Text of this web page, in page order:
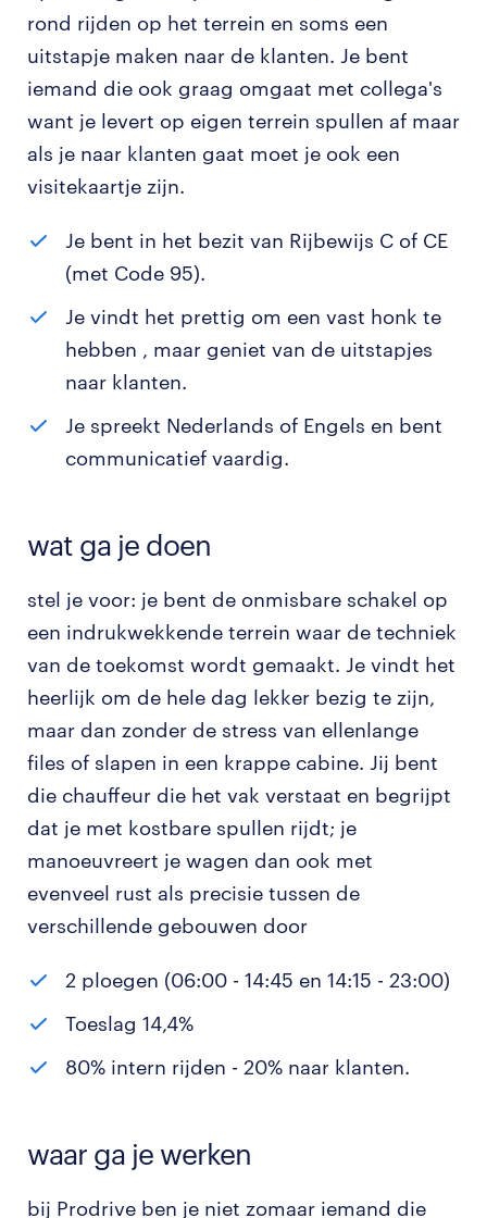
rond rijden op het terrein en soms een
uitstapje maken naar de klanten. Je bent
iemand die ook graag omgaat met collega's
want je levert op eigen terrein spullen af maar
als je naar klanten gaat moet je ook een
visitekaartje zijn.
Je bent in het bezit van Rijbewijs C of CE
(met Code 95).
Je vindt het prettig om een vast honk te
hebben , maar geniet van de uitstapjes
naar klanten.
Je spreekt Nederlands of Engels en bent
communicatief vaardig.
wat ga je doen
stel je voor: je bent de onmisbare schakel op
een indrukwekkende terrein waar de techniek
van de toekomst wordt gemaakt. Je vindt het
heerlijk om de hele dag lekker bezig te zijn,
maar dan zonder de stress van ellenlange
files of slapen in een krappe cabine. Jij bent
die chauffeur die het vak verstaat en begrijpt
dat je met kostbare spullen rijdt; je
manoeuvreert je wagen dan ook met
evenveel rust als precisie tussen de
verschillende gebouwen door
2 ploegen (06:00 - 14:45 en 14:15 - 23:00)
Toeslag 14,4%
80% intern rijden - 20% naar klanten.
waar ga je werken
bij Prodrive ben je niet zomaar iemand die